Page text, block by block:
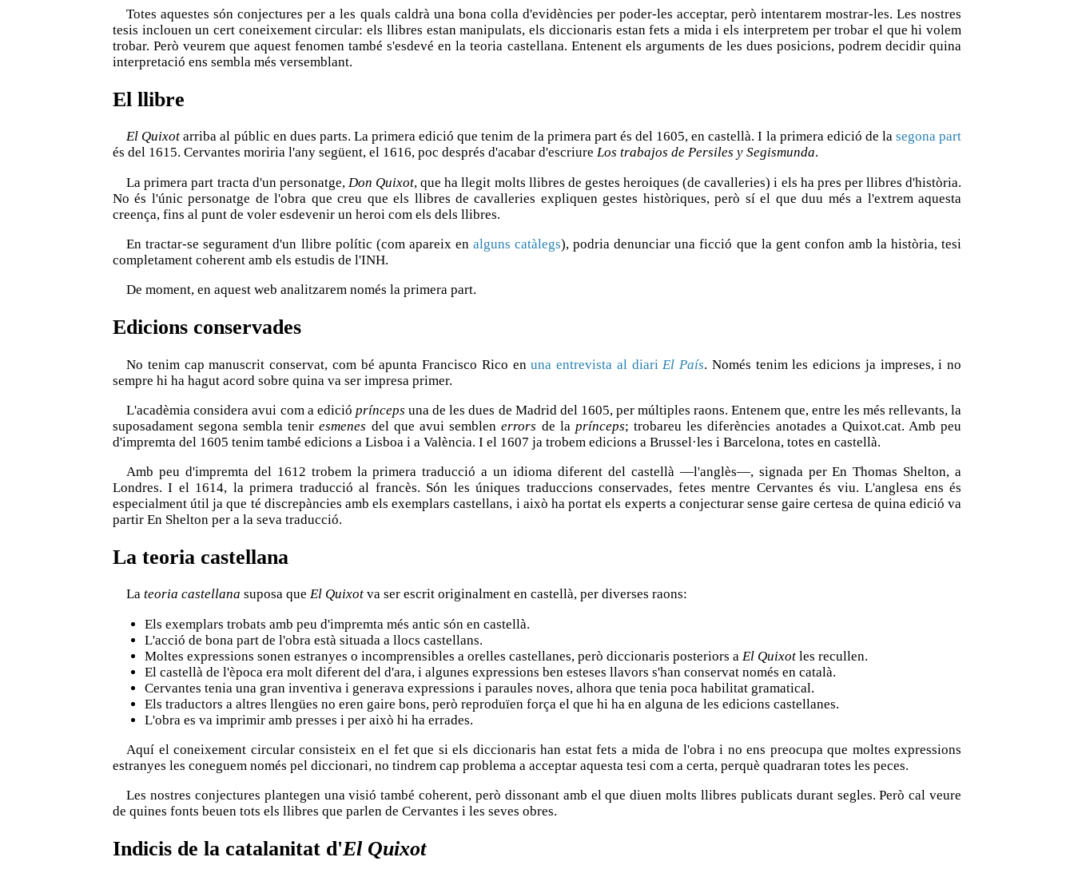
Totes aquestes són conjectures per a les quals caldrà una bona colla d'evidències per poder-les acceptar, però intentarem mostrar-les. Les nostres
tesis inclouen un cert coneixement circular: els llibres estan manipulats, els diccionaris estan fets a mida i els interpretem per trobar el que hi volem
trobar. Però veurem que aquest fenomen també s'esdevé en la teoria castellana. Entenent els arguments de les dues posicions, podrem decidir quina
interpretació ens sembla més versemblant.
El llibre
El Quixot arriba al públic en dues parts. La primera edició que tenim de la primera part és del 1605, en castellà. I la primera edició de lasegona part
és del 1615. Cervantes moriria l'any següent, el 1616, poc després d'acabar d'escriure Los trabajos de Persiles y Segismunda.
La primera part tracta d'un personatge, Don Quixot, que ha llegit molts llibres de gestes heroiques (de cavalleries) i els ha pres per llibres d'història.
No és l'únic personatge de l'obra que creu que els llibres de cavalleries expliquen gestes històriques, però sí el que duu més a l'extrem aquesta
creença, fins al punt de voler esdevenir un heroi com els dels llibres.
En tractar-se segurament d'un llibre polític (com apareix en alguns catàlegs), podria denunciar una ficció que la gent confon amb la història, tesi
completament coherent amb els estudis de l'INH.
De moment, en aquest web analitzarem només la primera part.
Edicions conservades
No tenim cap manuscrit conservat, com bé apunta Francisco Rico enuna entrevista al diari El País. Només tenim les edicions ja impreses, i no
sempre hi ha hagut acord sobre quina va ser impresa primer.
L'acadèmia considera avui com a edició prínceps una de les dues de Madrid del 1605, per múltiples raons. Entenem que, entre les més rellevants, la
suposadament segona sembla teniresmenes del que avui semblenerrors de la prínceps; trobareu les diferències anotades a Quixot.cat. Amb peu
d'impremta del 1605 tenim també edicions a Lisboa i a València. I el 1607 ja trobem edicions a Brussel·les i Barcelona, totes en castellà.
Amb peu d'impremta del 1612 trobem la primera traducció a un idioma diferent del castellà —l'anglès—, signada per En Thomas Shelton, a
Londres. I el 1614, la primera traducció al francès. Són les úniques traduccions conservades, fetes mentre Cervantes és viu. L'anglesa ens és
especialment útil ja que té discrepàncies amb els exemplars castellans, i això ha portat els experts a conjecturar sense gaire certesa de quina edició va
partir En Shelton per a la seva traducció.
La teoria castellana
Lateoria castellana suposa queEl Quixot va ser escrit originalment en castellà, per diverses raons:
Els exemplars trobats amb peu d'impremta més antic són en castellà.
L'acció de bona part de l'obra està situada a llocs castellans.
Moltes expressions sonen estranyes o incomprensibles a orelles castellanes, però diccionaris posteriors a El Quixotles recullen.
El castellà de l'època era molt diferent del d'ara, i algunes expressions ben esteses llavors s'han conservat només en català.
Cervantes tenia una gran inventiva i generava expressions i paraules noves, alhora que tenia poca habilitat gramatical.
Els traductors a altres llengües no eren gaire bons, però reproduïen força el que hi ha en alguna de les edicions castellanes.
L'obra es va imprimir amb presses i per això hi ha errades.
Aquí el coneixement circular consisteix en el fet que si els diccionaris han estat fets a mida de l'obra i no ens preocupa que moltes expressions
estranyes les coneguem només pel diccionari, no tindrem cap problema a acceptar aquesta tesi com a certa, perquè quadraran totes les peces.
Les nostres conjectures plantegen una visió també coherent, però dissonant amb el que diuen molts llibres publicats durant segles. Però cal veure
de quines fonts beuen tots els llibres que parlen de Cervantes i les seves obres.
Indicis de la catalanitat d'El Quixot